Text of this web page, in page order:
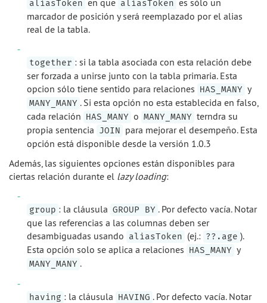
aliasToken aliasToken
marcador de posición y será reemplazado por el alias
real de la tabla.
together : si la tabla asociada con esta relación debe
ser forzada a unirse junto con la tabla primaria. Esta
opcion sólo tiene sentido para relaciones HAS_MANY y
MANY_MANY . Si esta opción no esta establecida en falso,
cada relación HAS_MANY o MANY_MANY terndra su
propia sentencia JOIN para mejorar el desempeño. Esta
opción está disponible desde la versión 1.0.3
Además, las siguientes opciones están disponibles para
ciertas relación durante el lazy loading:
group : la cláusula GROUP BY . Por defecto vacía. Notar
que las referencias a las columnas deben ser
desambiguadas usando aliasToken (ej.: ??.age ).
Esta opción solo se aplica a relaciones HAS_MANY y
MANY_MANY .
having : la cláusula HAVING . Por defecto vacía. Notar